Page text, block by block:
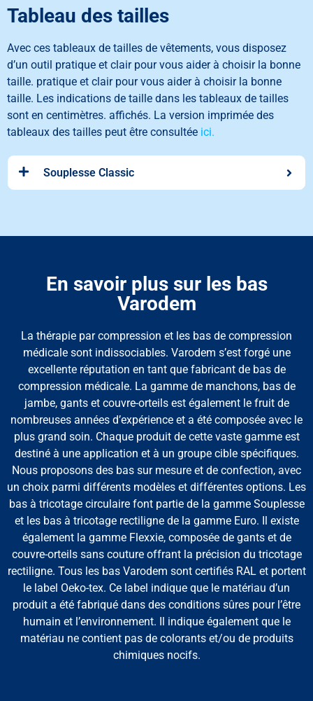
Tableau des tailles
Avec ces tableaux de tailles de vêtements, vous disposez
d’un outil pratique et clair pour vous aider à choisir la bonne
taille. pratique et clair pour vous aider à choisir la bonne
taille. Les indications de taille dans les tableaux de tailles
sont en centimètres. affichés. La version imprimée des
tableaux des tailles peut être consultée ici.
Souplesse Classic
En savoir plus sur les bas
Varodem
La thérapie par compression et les bas de compression
médicale sont indissociables. Varodem s’est forgé une
excellente réputation en tant que fabricant de bas de
compression médicale. La gamme de manchons, bas de
jambe, gants et couvre-orteils est également le fruit de
nombreuses années d’expérience et a été composée avec le
plus grand soin. Chaque produit de cette vaste gamme est
destiné à une application et à un groupe cible spécifiques.
Nous proposons des bas sur mesure et de confection, avec
un choix parmi différents modèles et différentes options. Les
bas à tricotage circulaire font partie de la gamme Souplesse
et les bas à tricotage rectiligne de la gamme Euro. Il existe
également la gamme Flexxie, composée de gants et de
couvre-orteils sans couture offrant la précision du tricotage
rectiligne. Tous les bas Varodem sont certifiés RAL et portent
le label Oeko-tex. Ce label indique que le matériau d’un
produit a été fabriqué dans des conditions sûres pour l’être
humain et l’environnement. Il indique également que le
matériau ne contient pas de colorants et/ou de produits
chimiques nocifs.